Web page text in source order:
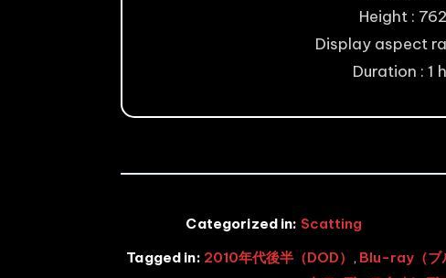
Height :
Display aspect
Duration : 1
Categorized in: Scatting
Tagged in: 2010年代後半（DOD） , Blu-ray（ブ